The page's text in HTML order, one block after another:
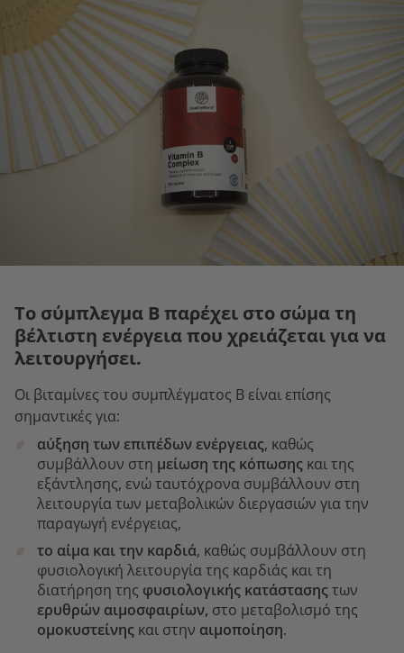
Το σύμπλεγμα Β παρέχει στο σώμα τη
βέλτιστη ενέργεια που χρειάζεται για να
λειτουργήσει.
Οι βιταμίνες του συμπλέγματος Β είναι επίσης
σημαντικές για:
αύξηση των επιπέδων ενέργειας, καθώς
συμβάλλουν στη μείωση της κόπωσης και της
εξάντλησης, ενώ ταυτόχρονα συμβάλλουν στη
λειτουργία των μεταβολικών διεργασιών για την
παραγωγή ενέργειας,
το αίμα και την καρδιά, καθώς συμβάλλουν στη
φυσιολογική λειτουργία της καρδιάς και τη
διατήρηση της φυσιολογικής κατάστασης των
ερυθρών αιμοσφαιρίων, στο μεταβολισμό της
ομοκυστείνης και στην αιμοποίηση.